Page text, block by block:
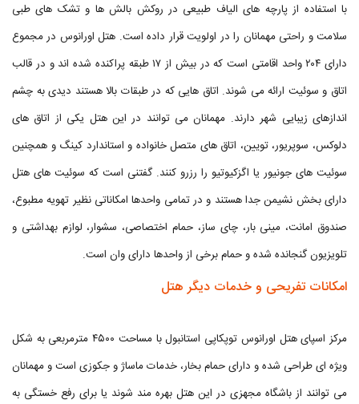
با استفاده از پارچه های الیاف طبیعی در روکش بالش ها و تشک های طبی
سلامت و راحتی مهمانان را در اولویت قرار داده است. هتل اورانوس در مجموع
دارای ۲۰۴ واحد اقامتی است که در بیش از ۱۷ طبقه پراکنده شده اند و در قالب
اتاق و سوئیت ارائه می شوند. اتاق هایی که در طبقات بالا هستند دیدی به چشم
اندازهای زیبایی شهر دارند. مهمانان می توانند در این هتل یکی از اتاق های
دلوکس، سوپریور، تویین، اتاق های متصل خانواده و استاندارد کینگ و همچنین
سوئیت های جونیور یا اگزکیوتیو را رزرو کنند. گفتنی است که سوئیت های هتل
دارای بخش نشیمن جدا هستند و در تمامی واحدها امکاناتی نظیر تهویه مطبوع،
صندوق امانت، مینی بار، چای ساز، حمام اختصاصی، سشوار، لوازم بهداشتی و
تلویزیون گنجانده شده و حمام برخی از واحدها دارای وان است.
امکانات تفریحی و خدمات دیگر هتل
مرکز اسپای هتل اورانوس توپکاپی استانبول با مساحت ۴۵۰۰ مترمربعی به شکل
ویژه ای طراحی شده و دارای حمام بخار، خدمات ماساژ و جکوزی است و مهمانان
می توانند از باشگاه مجهزی در این هتل بهره مند شوند یا برای رفع خستگی به